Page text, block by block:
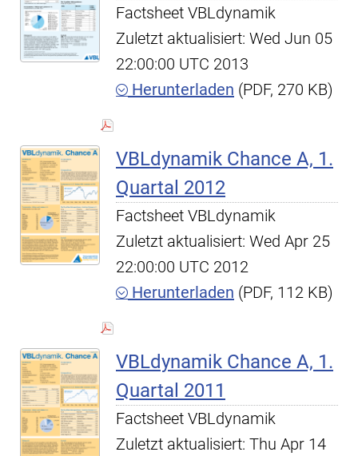
Factsheet VBLdynamik
Zuletzt aktualisiert: Wed Jun 05
22:00:00 UTC 2013
Herunterladen (PDF, 270 KB)
VBLdynamik Chance A, 1.
Quartal 2012
Factsheet VBLdynamik
Zuletzt aktualisiert: Wed Apr 25
22:00:00 UTC 2012
Herunterladen (PDF, 112 KB)
VBLdynamik Chance A, 1.
Quartal 2011
Factsheet VBLdynamik
Zuletzt aktualisiert: Thu Apr 14